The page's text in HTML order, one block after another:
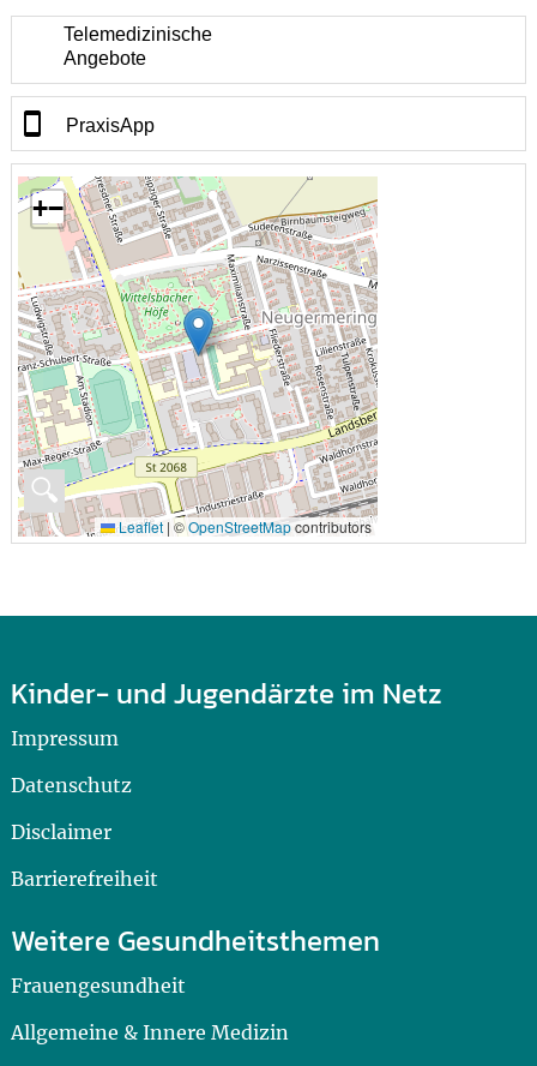
Telemedizinische
Angebote
PraxisApp
🔍
+−
Leaflet | ©OpenStreetMapcontributors
Kinder- und Jugendärzte im Netz
Impressum
Datenschutz
Disclaimer
Barrierefreiheit
Weitere Gesundheitsthemen
Frauengesundheit
Allgemeine & Innere Medizin